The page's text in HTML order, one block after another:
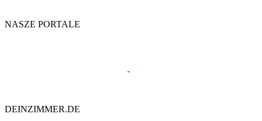
NASZE PORTALE
DEINZIMMER.DE